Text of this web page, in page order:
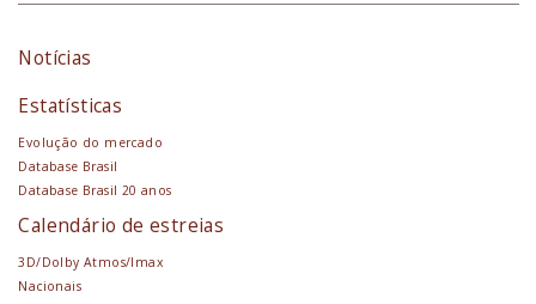
Notícias
Estatísticas
Evolução do mercado
Database Brasil
Database Brasil 20 anos
Calendário de estreias
3D/Dolby Atmos/Imax
Nacionais